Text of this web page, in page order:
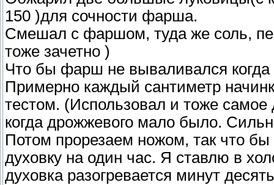
150 )для сочности фарша.
Смешал с фаршом, туда же соль,
тоже зачетно )
Что бы фарш не вываливался
Примерно каждый сантиметр
тестом. (Использовал и тоже
когда дрожжевого мало было.
Потом прорезаем ножом, так что бы
духовку на один час. Я ставлю в
духовка разогревается минут